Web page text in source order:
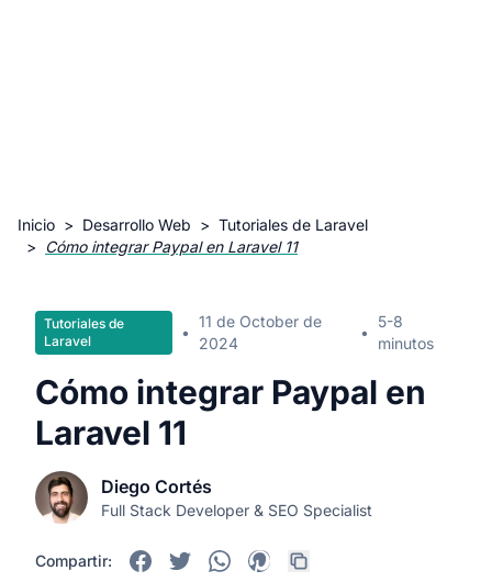
Inicio > Desarrollo Web > Tutoriales de Laravel
> Cómo integrar Paypal en Laravel 11
Tutoriales de
Laravel
•
11 de October de
2024
•
5-8
minutos
Cómo integrar Paypal en
Laravel 11
Diego Cortés
Full Stack Developer & SEO Specialist
Compartir: